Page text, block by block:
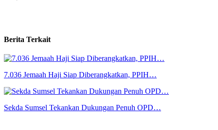
Berita Terkait
7.036 Jemaah Haji Siap Diberangkatkan, PPIH…
Sekda Sumsel Tekankan Dukungan Penuh OPD…